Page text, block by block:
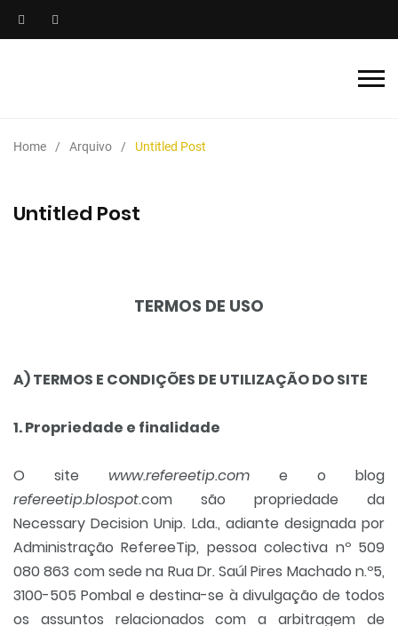
Home Arquivo Untitled Post
Untitled Post
TERMOS DE USO
A) TERMOS E CONDIÇÕES DE UTILIZAÇÃO DO SITE
1. Propriedade e finalidade
O site www.refereetip.com e o blog
refereetip.blospot.com são propriedade da
Necessary Decision Unip. Lda., adiante designada por
Administração RefereeTip, pessoa colectiva nº 509
080 863 com sede na Rua Dr. Saúl Pires Machado n.º5,
3100-505 Pombal e destina-se à divulgação de todos
os assuntos relacionados com a arbitragem de